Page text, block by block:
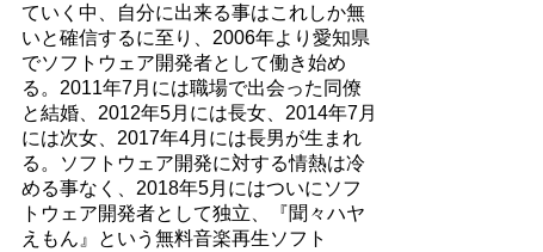
ていく中、自分に出来る事はこれしか無
いと確信するに至り、2006年より愛知県
でソフトウェア開発者として働き始め
る。2011年7月には職場で出会った同僚
と結婚、2012年5月には長女、2014年7月
には次女、2017年4月には長男が生まれ
る。ソフトウェア開発に対する情熱は冷
める事なく、2018年5月にはついにソフ
トウェア開発者として独立、『聞々ハヤ
えもん』という無料音楽再生ソフト